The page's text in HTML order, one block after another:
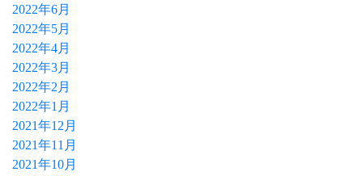
2022年6月
2022年5月
2022年4月
2022年3月
2022年2月
2022年1月
2021年12月
2021年11月
2021年10月